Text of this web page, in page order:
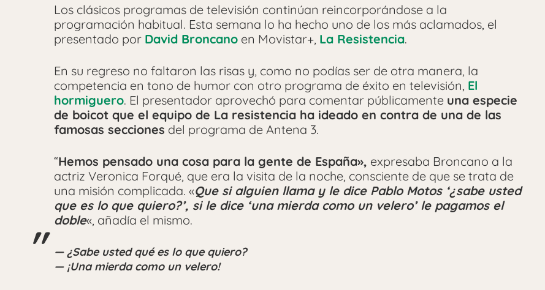
Los clásicos programas de televisión continúan reincorporándose a la
programación habitual. Esta semana lo ha hecho uno de los más aclamados, el
presentado por David Broncano en Movistar+, La Resistencia.
En su regreso no faltaron las risas y, como no podías ser de otra manera, la
competencia en tono de humor con otro programa de éxito en televisión, El
hormiguero. El presentador aprovechó para comentar públicamente una especie
de boicot que el equipo de La resistencia ha ideado en contra de una de las
famosas secciones del programa de Antena 3.
“Hemos pensado una cosa para la gente de España», expresaba Broncano a la
actriz Veronica Forqué, que era la visita de la noche, consciente de que se trata de
una misión complicada. «Que si alguien llama y le dice Pablo Motos ‘¿sabe usted
que es lo que quiero?’, si le dice ‘una mierda como un velero’ le pagamos el
doble«, añadía el mismo.
— ¿Sabe usted qué es lo que quiero?
— ¡Una mierda como un velero!